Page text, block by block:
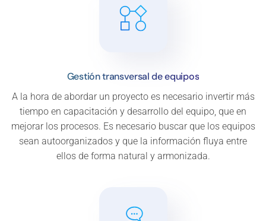
Gestión transversal de equipos
A la hora de abordar un proyecto es necesario invertir más
tiempo en capacitación y desarrollo del equipo, que en
mejorar los procesos. Es necesario buscar que los equipos
sean autoorganizados y que la información fluya entre
ellos de forma natural y armonizada.